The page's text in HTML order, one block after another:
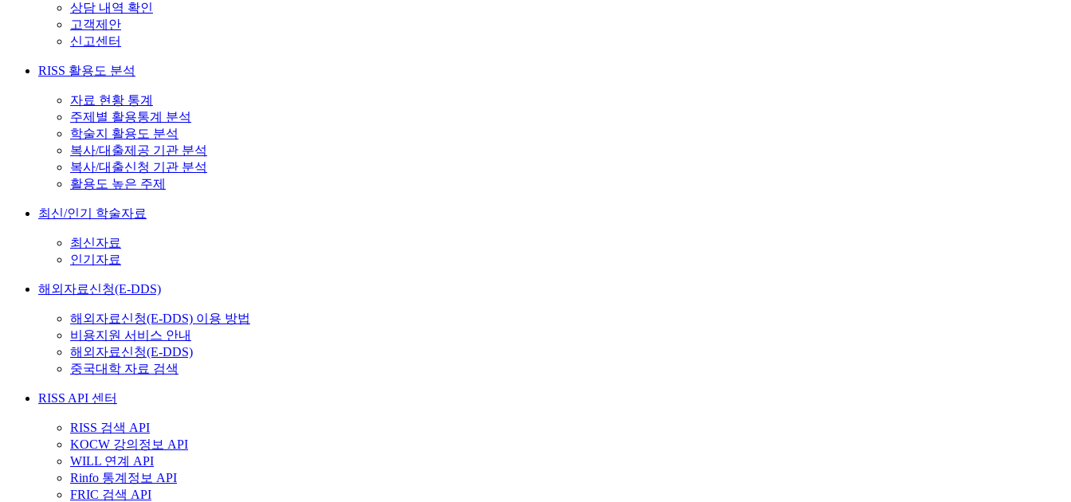
상담 내역 확인
고객제안
신고센터
RISS 활용도 분석
자료 현황 통계
주제별 활용통계 분석
학술지 활용도 분석
복사/대출제공 기관 분석
복사/대출신청 기관 분석
활용도 높은 주제
최신/인기 학술자료
최신자료
인기자료
해외자료신청(E-DDS)
해외자료신청(E-DDS) 이용 방법
비용지원 서비스 안내
해외자료신청(E-DDS)
중국대학 자료 검색
RISS API 센터
RISS 검색 API
KOCW 강의정보 API
WILL 연계 API
Rinfo 통계정보 API
FRIC 검색 API